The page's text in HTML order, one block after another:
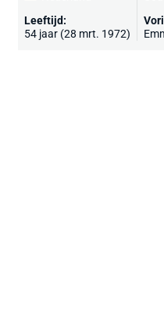
Leeftijd:
54 jaar (28 mrt. 1972)